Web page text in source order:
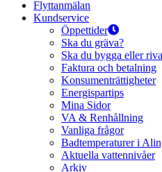
Flyttanmälan
Kundservice
Öppettider
Ska du gräva?
Ska du bygga eller
Faktura och betalning
Konsumenträttigheter
Energispartips
Mina Sidor
VA & Renhållning
Vanliga frågor
Badtemperaturer i
Aktuella vattennivåer
Arkiv